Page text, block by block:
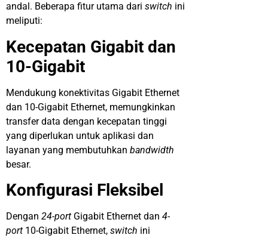
andal. Beberapa fitur utama dari switch ini
meliputi:
Kecepatan Gigabit dan
10-Gigabit
Mendukung konektivitas Gigabit Ethernet
dan 10-Gigabit Ethernet, memungkinkan
transfer data dengan kecepatan tinggi
yang diperlukan untuk aplikasi dan
layanan yang membutuhkan bandwidth
besar.
Konfigurasi Fleksibel
Dengan 24-port Gigabit Ethernet dan 4-
port 10-Gigabit Ethernet, switch ini